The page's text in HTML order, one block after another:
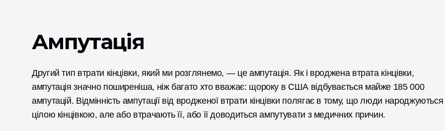
Ампутація
Другий тип втрати кінцівки, який ми розглянемо, — це ампутація. Як і вроджена втрата кінцівки,
ампутація значно поширеніша, ніж багато хто вважає: щороку в США відбувається майже 185 000
ампутацій. Відмінність ампутації від вродженої втрати кінцівки полягає в тому, що люди народжуються
цілою кінцівкою, але або втрачають її, або її доводиться ампутувати з медичних причин.